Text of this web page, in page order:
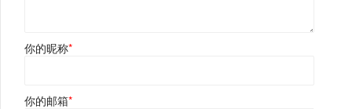
你的昵称*
你的邮箱*